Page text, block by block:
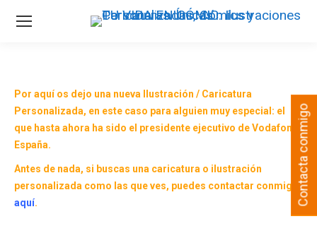
Por aquí os dejo una nueva Ilustración / Caricatura
Personalizada, en este caso para alguien muy especial: el
que hasta ahora ha sido el presidente ejecutivo de Vodafone
España.
Antes de nada, si buscas una caricatura o ilustración
personalizada como las que ves, puedes contactar conmigo
aquí. Contacta conmigo